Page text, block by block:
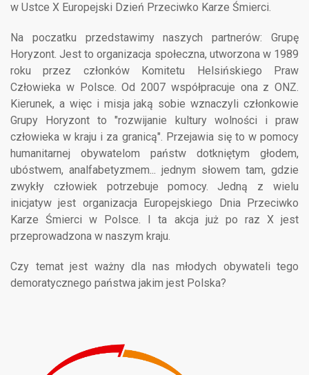
w Ustce X Europejski Dzień Przeciwko Karze Śmierci.
Na poczatku przedstawimy naszych partnerów: Grupę
Horyzont. Jest to organizacja społeczna, utworzona w 1989
roku przez członków Komitetu Helsińskiego Praw
Człowieka w Polsce. Od 2007 współpracuje ona z ONZ.
Kierunek, a więc i misja jaką sobie wznaczyli członkowie
Grupy Horyzont to "rozwijanie kultury wolności i praw
człowieka w kraju i za granicą". Przejawia się to w pomocy
humanitarnej obywatelom państw dotkniętym głodem,
ubóstwem, analfabetyzmem... jednym słowem tam, gdzie
zwykły człowiek potrzebuje pomocy. Jedną z wielu
inicjatyw jest organizacja Europejskiego Dnia Przeciwko
Karze Śmierci w Polsce. I ta akcja już po raz X jest
przeprowadzona w naszym kraju.
Czy temat jest ważny dla nas młodych obywateli tego
demoratycznego państwa jakim jest Polska?